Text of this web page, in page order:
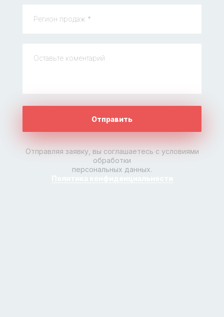
Отправить
Отправляя заявку, вы соглашаетесь с условиями
обработки
персональных данных.